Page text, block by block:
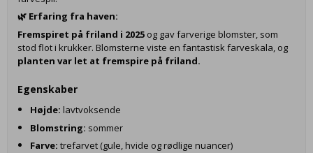
🌿 Erfaring fra haven:
Fremspiret på friland i 2025 og gav farverige blomster, som
stod flot i krukker. Blomsterne viste en fantastisk farveskala, og
planten var let at fremspire på friland.
Egenskaber
Højde: lavtvoksende
Blomstring: sommer
Farve: trefarvet (gule, hvide og rødlige nuancer)